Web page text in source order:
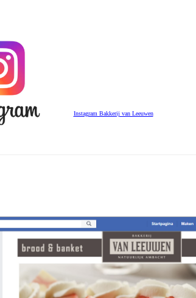
Instagram Bakkerij van Leeuwen